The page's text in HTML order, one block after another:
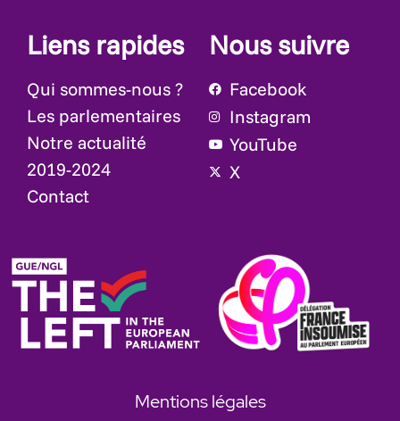
Liens rapides
Qui sommes-nous ?
Les parlementaires
Notre actualité
2019-2024
Contact
Nous suivre
Facebook
Instagram
YouTube
X
Mentions légales